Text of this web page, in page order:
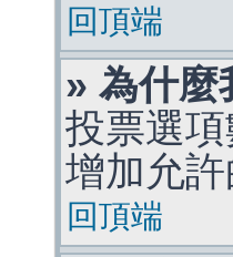
回頂端
» 為什麼
投票選
增加允
回頂端